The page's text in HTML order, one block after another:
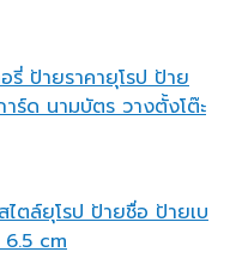
รี่ ป้ายราคายุโรป ป้าย
ร์ด นามบัตร วางตั้งโต๊ะ